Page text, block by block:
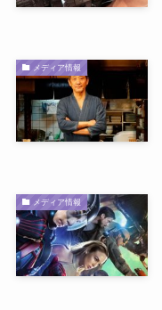
メディア情報
メディア情報